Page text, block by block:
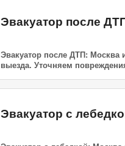
Эвакуатор после
Эвакуатор после ДТП: Москва
выезда. Уточняем
Эвакуатор с